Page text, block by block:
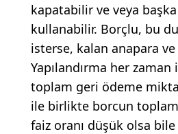
kapatabilir ve veya
kullanabilir. Borçlu, bu
isterse, kalan anapara
Yapılandırma her
toplam geri ödeme
ile birlikte borcun
faiz oranı düşük olsa